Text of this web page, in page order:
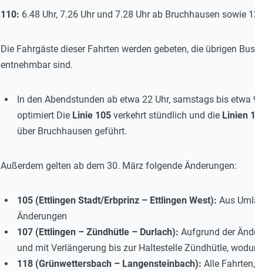
110: 6.48 Uhr, 7.26 Uhr und 7.28 Uhr ab Bruchhausen sowie
Die Fahrgäste dieser Fahrten werden gebeten, die übrigen
entnehmbar sind.
In den Abendstunden ab etwa 22 Uhr, samstags bis
optimiert Die Linie 105 verkehrt stündlich und die Linien
über Bruchhausen geführt.
Außerdem gelten ab dem 30. März folgende Änderungen:
105 (Ettlingen Stadt/Erbprinz – Ettlingen West): Aus
Änderungen
107 (Ettlingen – Zündhütle – Durlach): Aufgrund der
und mit Verlängerung bis zur Haltestelle Zündhütle,
118 (Grünwettersbach – Langensteinbach): Alle